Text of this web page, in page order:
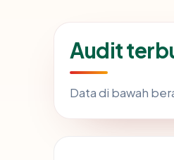
Audit
Data di bawah